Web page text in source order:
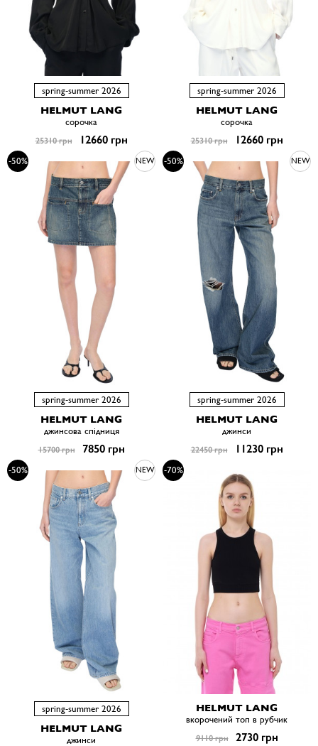
spring-summer 2026
HELMUT LANG
сорочка
25310 грн 12660 грн
spring-summer 2026
HELMUT LANG
сорочка
25310 грн 12660 грн
-50% NEW
spring-summer 2026
HELMUT LANG
джинсова спiдниця
15700 грн 7850 грн
-50% NEW
spring-summer 2026
HELMUT LANG
джинси
22450 грн 11230 грн
-50% NEW
spring-summer 2026
HELMUT LANG
джинси
-70%
HELMUT LANG
вкорочений топ в рубчик
9110 грн 2730 грн